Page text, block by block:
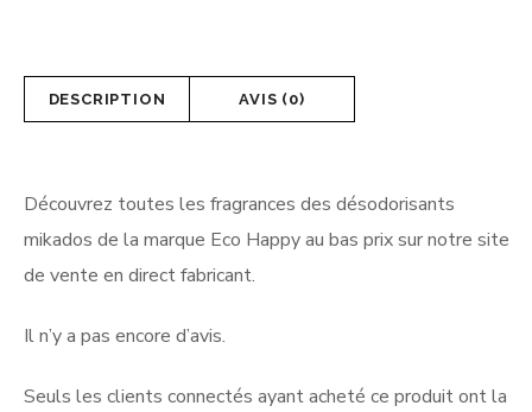
DESCRIPTION AVIS (0)
Découvrez toutes les fragrances des désodorisants
mikados de la marque Eco Happy au bas prix sur notre site
de vente en direct fabricant.
Il n’y a pas encore d’avis.
Seuls les clients connectés ayant acheté ce produit ont la